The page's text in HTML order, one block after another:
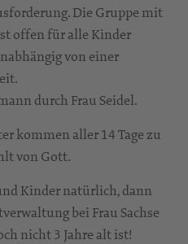
Die Gruppe mit
offen für alle Kinder
von einer
durch Frau Seidel.
kommen aller 14 Tage zu
von Gott.
Kinder natürlich, dann
bei Frau Sachse
nicht 3 Jahre alt ist!